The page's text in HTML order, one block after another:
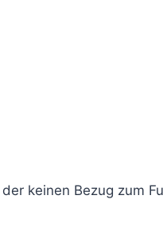
keinen Bezug zum